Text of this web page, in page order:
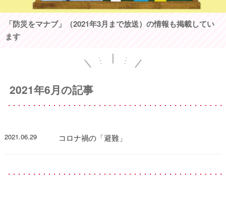
「防災をマナブ」（2021年3月まで放送）の情報も掲載してい
ます
2021年6月の記事
2021.06.29 コロナ禍の「避難」